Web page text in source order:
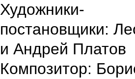
Художники-
постановщики:
и Андрей Платов
Композитор: